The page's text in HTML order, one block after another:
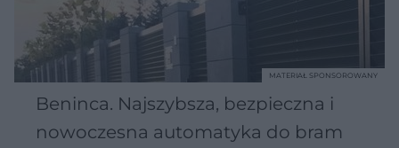
Beninca. Najszybsza, bezpieczna i
nowoczesna automatyka do bram
MATERIAŁ SPONSOROWANY